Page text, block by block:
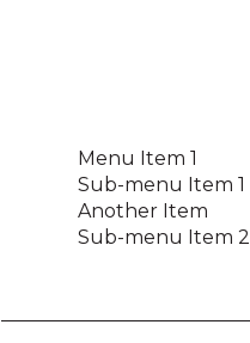
Menu Item 1
Sub-menu Item 1
Another Item
Sub-menu Item 2